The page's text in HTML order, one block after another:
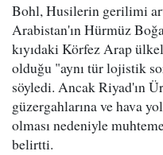
Bohl, Husilerin gerilimi
Arabistan'ın Hürmüz
kıyıdaki Körfez Arap
olduğu "aynı tür lojistik
söyledi. Ancak Riyad'ın
güzergahlarına ve hava
olması nedeniyle
belirtti.